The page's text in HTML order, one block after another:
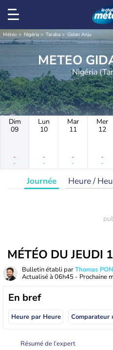
Météo Nigéria Taraba Gidan Anju
Nigéria
Dim
09
-
-
Lun
10
-
-
Mar
11
-
-
Mer
12
-
-
Journée Heure /
MÉTÉO DU JEUDI
Bulletin établi parThomas
Actualisé à 06h45 - Prochaine
En bref
Heure par Heure Comparateur
Résumé de l’expert